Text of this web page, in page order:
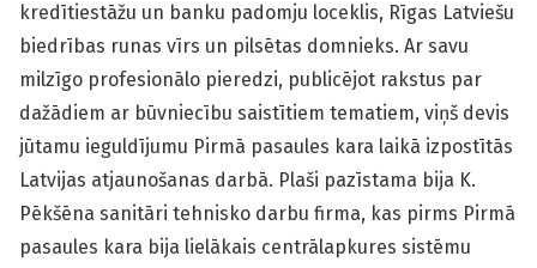
kredītiestāžu un banku padomju loceklis, Rīgas Latviešu
biedrības runas vīrs un pilsētas domnieks. Ar savu
milzīgo profesionālo pieredzi, publicējot rakstus par
dažādiem ar būvniecību saistītiem tematiem, viņš devis
jūtamu ieguldījumu Pirmā pasaules kara laikā izpostītās
Latvijas atjaunošanas darbā. Plaši pazīstama bija K.
Pēkšēna sanitāri tehnisko darbu firma, kas pirms Pirmā
pasaules kara bija lielākais centrālapkures sistēmu